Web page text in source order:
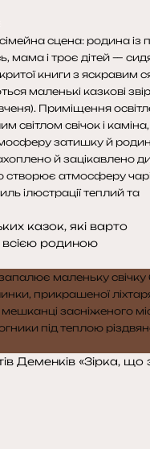
казок, які варто
всією родиною
Деменків «Зірка, що